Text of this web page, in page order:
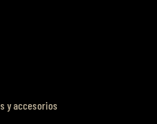
y accesorios